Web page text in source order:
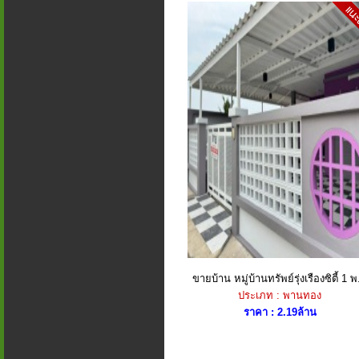
ขายบ้าน หมู่บ้านทรัพย์รุ่งเรืองซิตี้ 1
ประเภท : พานทอง
ราคา : 2.19ล้าน